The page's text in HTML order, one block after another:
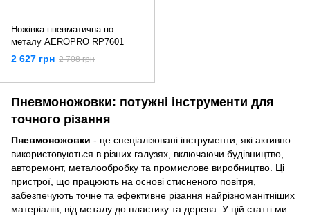
Ножівка пневматична по
металу AEROPRO RP7601
2 627 грн 2 708 грн
Пневмоножовки: потужні інструменти для
точного різання
Пневмоножовки - це спеціалізовані інструменти, які активно
використовуються в різних галузях, включаючи будівництво,
авторемонт, металообробку та промислове виробництво. Ці
пристрої, що працюють на основі стисненого повітря,
забезпечують точне та ефективне різання найрізноманітніших
матеріалів, від металу до пластику та дерева. У цій статті ми